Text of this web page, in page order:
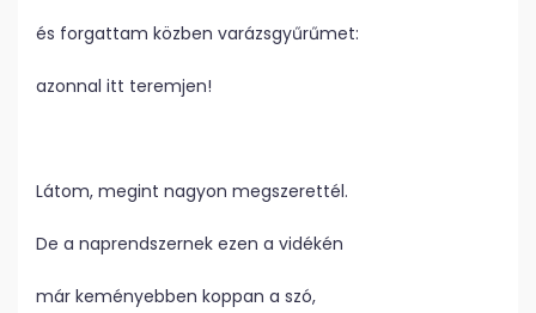
és forgattam közben varázsgyűrűmet:
azonnal itt teremjen!
Látom, megint nagyon megszerettél.
De a naprendszernek ezen a vidékén
már keményebben koppan a szó,